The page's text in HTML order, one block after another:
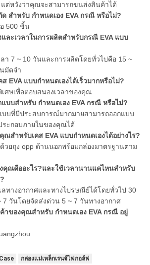
แต่หวังว่าคุณจะสามารถขนส่งสินค้าได้
สำหรับ กำหนดเอง EVA กรณี หรือไม่?
500 ชิ้น
และเวลาในการผลิตสำหรับกรณี EVA แบบ
า 7 ~ 10 วันและการผลิตโดยทั่วไปคือ 15 ~
มัดจำ
EVA แบบกำหนดเองได้เร็วมากหรือไม่?
ศษเพื่อตอบสนองเวลาของคุณ
บบสำหรับ กำหนดเอง EVA กรณี หรือไม่?
บบที่มีประสบการณ์มากมายสามารถออกแบบ
ะกอบภายในของคุณได้
สำหรับเคส EVA แบบกำหนดเองได้อย่างไร?
วยถุง opp ด้านนอกพร้อมกล่องมาตรฐานตาม
คุณคืออะไร?และใช้เวลานานแค่ไหนสำหรับ
ลทางอากาศและทางไปรษณีย์ได้โดยทั่วไป 30
7 วันโดยจัดส่งด่วน 5 ~ 7 วันทางอากาศ
าของคุณสำหรับ กำหนดเอง EVA กรณี อยู่
กล่องแม่เหล็กเรนจ์ไฟกอล์ฟ